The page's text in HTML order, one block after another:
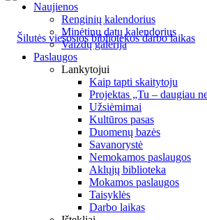
Naujienos
Renginių kalendorius
Minėtinų datų kalendorius
Vaizdų galerija
Paslaugos
Lankytojui
Kaip tapti skaitytoju
Projektas „Tu – daugiau
Užsiėmimai
Kultūros pasas
Duomenų bazės
Savanorystė
Nemokamos paslaugos
Aklųjų biblioteka
Mokamos paslaugos
Taisyklės
Darbo laikas